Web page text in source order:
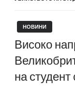
НОВИНИ
Високо
на